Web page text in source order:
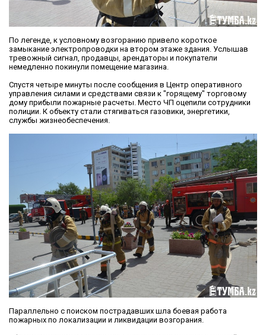
По легенде, к условному возгоранию привело короткое
замыкание электропроводки на втором этаже здания. Услышав
тревожный сигнал, продавцы, арендаторы и покупатели
немедленно покинули помещение магазина.
Спустя четыре минуты после сообщения в Центр оперативного
управления силами и средствами связи к "горящему" торговому
дому прибыли пожарные расчеты. Место ЧП оцепили сотрудники
полиции. К объекту стали стягиваться газовики, энергетики,
службы жизнеобеспечения.
Параллельно с поиском пострадавших шла боевая работа
пожарных по локализации и ликвидации возгорания.